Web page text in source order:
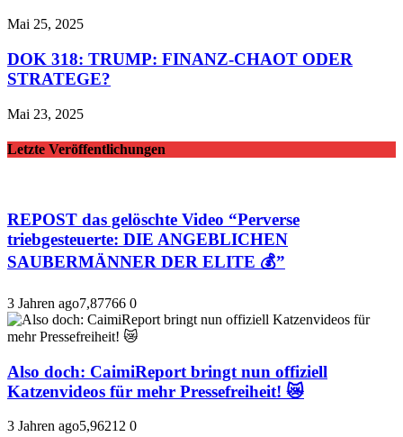
Mai 25, 2025
DOK 318: TRUMP: FINANZ-CHAOT ODER
STRATEGE?
Mai 23, 2025
Letzte Veröffentlichungen
REPOST das gelöschte Video “Perverse
triebgesteuerte: DIE ANGEBLICHEN
SAUBERMÄNNER DER ELITE 💰”
3 Jahren ago7,87766 0
Also doch: CaimiReport bringt nun offiziell
Katzenvideos für mehr Pressefreiheit! 😿
3 Jahren ago5,96212 0